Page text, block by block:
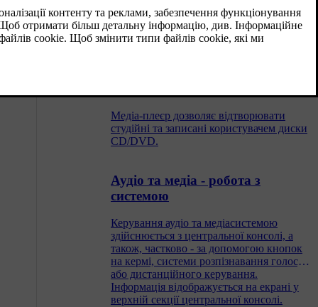
Можна копіювати музику з диска/
накопичувача USB на жорсткий диск
Медіа-плеєр дозволяє відтворювати
студійні та записані користувачем диски
CD/DVD.
Аудіо та медіа - робота з
системою
Керування аудіо та медіасистемою
здійснюється з центральної консолі, а
також, частково - за допомогою кнопок
на кермі, системи розпізнавання голосу
або дистанційного керування.
Інформація відображується на екрані у
верхній секції центральної консолі.